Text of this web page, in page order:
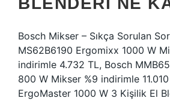
Bosch Mikser – Sıkça Sorulan
MS62B6190 Ergomixx 1000 W
indirimle 4.732 TL, Bosch
800 W Mikser %9 indirimle
ErgoMaster 1000 W 3 Kişilik El